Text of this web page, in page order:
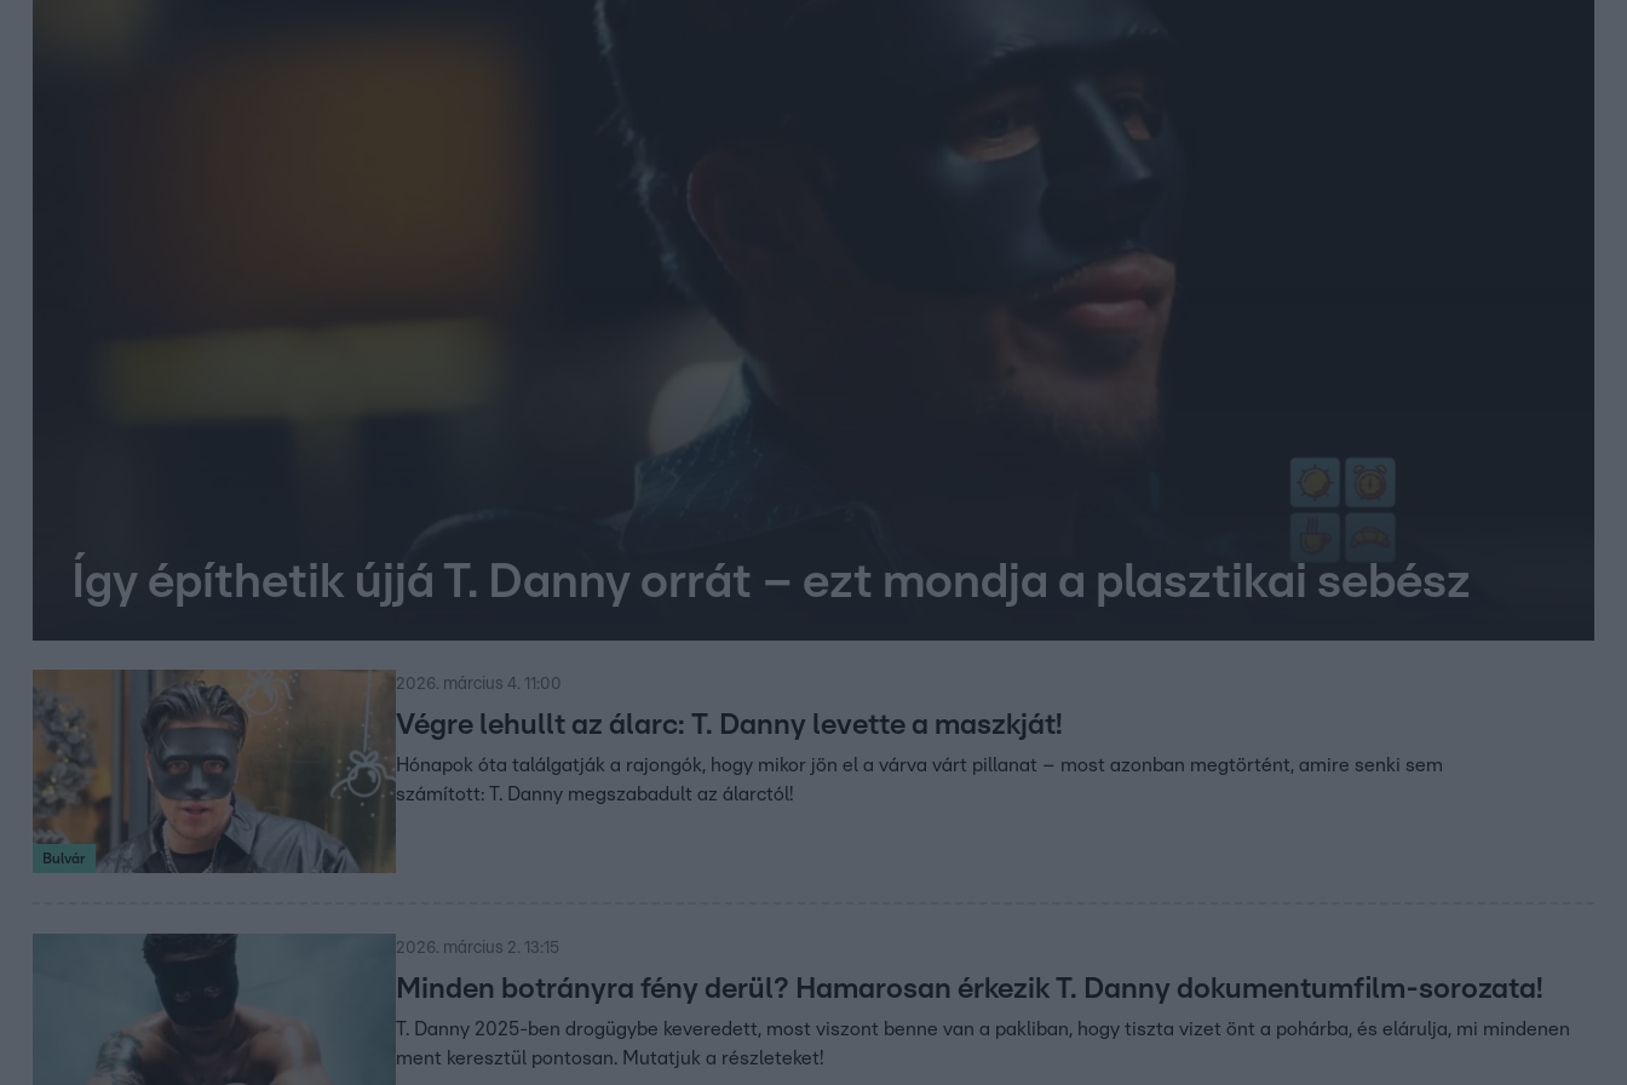
Így építhetik újjá T. Danny orrát – ezt mondja a plasztikai sebész
Bulvár
2026. március 4. 11:00
Végre lehullt az álarc: T. Danny levette a maszkját!
Hónapok óta találgatják a rajongók, hogy mikor jön el a várva várt pillanat – most azonban megtörtént, amire senki sem
számított: T. Danny megszabadult az álarctól!
2026. március 2. 13:15
Minden botrányra fény derül? Hamarosan érkezik T. Danny dokumentumfilm-sorozata!
T. Danny 2025-ben drogügybe keveredett, most viszont benne van a pakliban, hogy tiszta vizet önt a pohárba, és elárulja, mi mindenen
ment keresztül pontosan. Mutatjuk a részleteket!